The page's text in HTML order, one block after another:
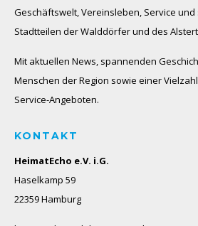
Geschäftswelt, Vereinsleben, Service
Stadtteilen der Walddörfer und des
Mit aktuellen News, spannenden
Menschen der Region sowie einer
Service-Angeboten.
KONTAKT
HeimatEcho e.V. i.G.
Haselkamp 59
22359 Hamburg